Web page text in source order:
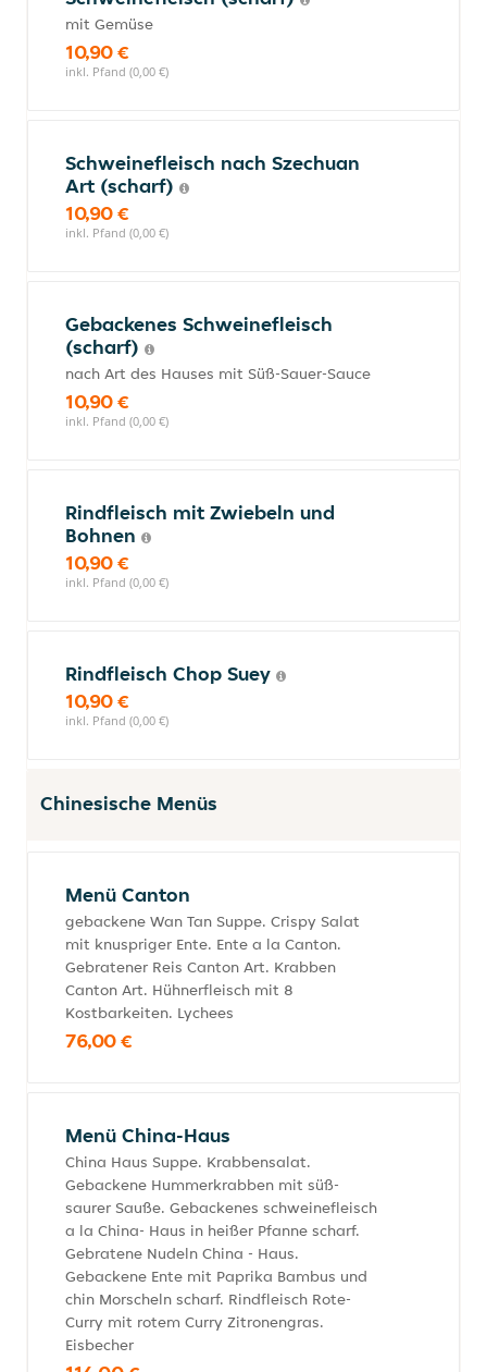
mit Gemüse
10,90 €
inkl. Pfand (0,00 €)
Schweinefleisch nach Szechuan
Art (scharf)
10,90 €
inkl. Pfand (0,00 €)
Gebackenes Schweinefleisch
(scharf)
nach Art des Hauses mit Süß-Sauer-Sauce
10,90 €
inkl. Pfand (0,00 €)
Rindfleisch mit Zwiebeln und
Bohnen
10,90 €
inkl. Pfand (0,00 €)
Rindfleisch Chop Suey
10,90 €
inkl. Pfand (0,00 €)
Chinesische Menüs
Menü Canton
gebackene Wan Tan Suppe. Crispy Salat
mit knuspriger Ente. Ente a la Canton.
Gebratener Reis Canton Art. Krabben
Canton Art. Hühnerfleisch mit 8
Kostbarkeiten. Lychees
76,00 €
Menü China-Haus
China Haus Suppe. Krabbensalat.
Gebackene Hummerkrabben mit süß-
saurer Sauße. Gebackenes schweinefleisch
a la China- Haus in heißer Pfanne scharf.
Gebratene Nudeln China - Haus.
Gebackene Ente mit Paprika Bambus und
chin Morscheln scharf. Rindfleisch Rote-
Curry mit rotem Curry Zitronengras.
Eisbecher